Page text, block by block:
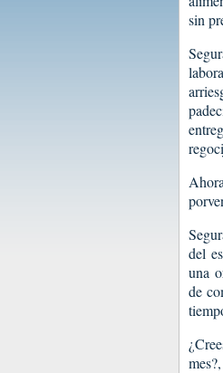
sin
del
una
de